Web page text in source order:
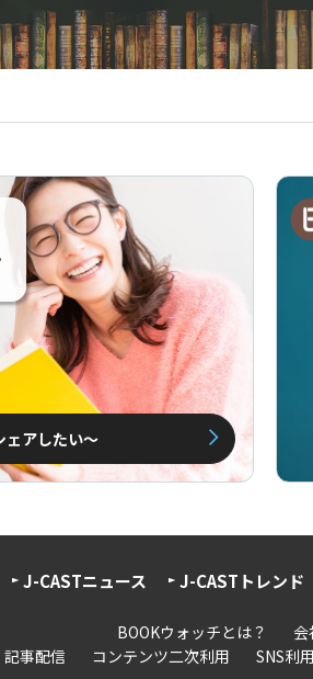
ェアしたい〜
J-CASTニュース J-CASTトレンド
BOOKウォッチとは？ 会
記事配信 コンテンツ二次利用 SNS利